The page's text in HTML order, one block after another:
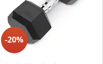
-20%